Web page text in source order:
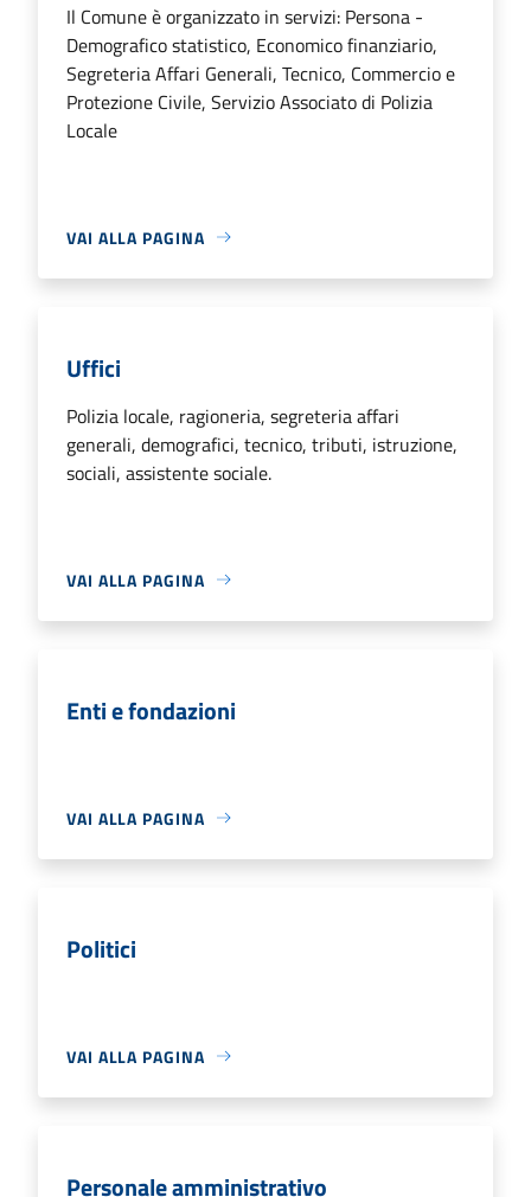
Il Comune è organizzato in servizi: Persona -
Demografico statistico, Economico finanziario,
Segreteria Affari Generali, Tecnico, Commercio e
Protezione Civile, Servizio Associato di Polizia
Locale
VAI ALLA PAGINA
Uffici
Polizia locale, ragioneria, segreteria affari
generali, demografici, tecnico, tributi, istruzione,
sociali, assistente sociale.
VAI ALLA PAGINA
Enti e fondazioni
VAI ALLA PAGINA
Politici
VAI ALLA PAGINA
Personale amministrativo